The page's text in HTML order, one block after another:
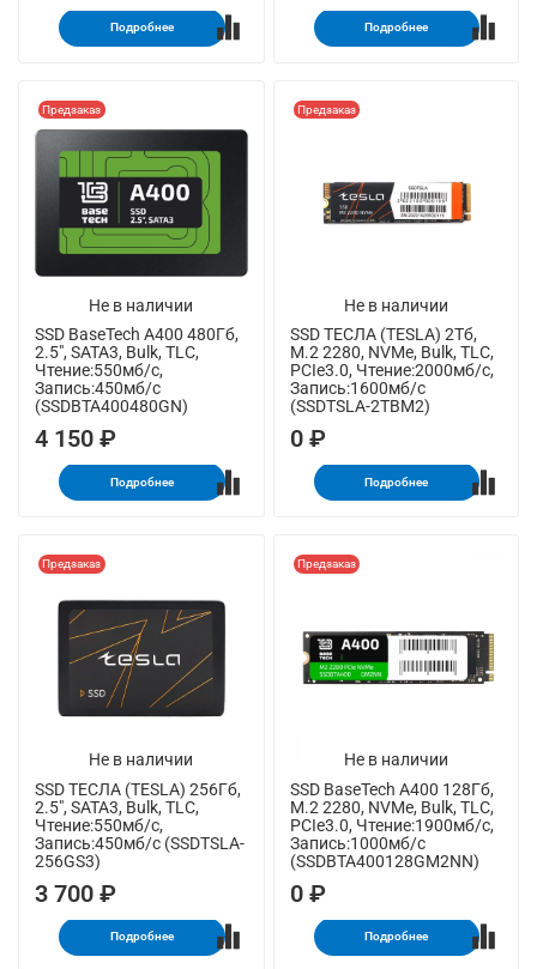
Подробнее Подробнее
Не в наличии
Предзаказ
SSD BaseTech A400 480Гб,
2.5", SATA3, Bulk, TLC,
Чтение:550мб/с,
Запись:450мб/с
(SSDBTA400480GN)
4 150 ₽
Подробнее
Не в наличии
Предзаказ
SSD ТЕСЛА (TESLA) 2Тб,
M.2 2280, NVMe, Bulk, TLC,
PCIe3.0, Чтение:2000мб/с,
Запись:1600мб/с
(SSDTSLA-2TBM2)
0 ₽
Подробнее
Не в наличии
Предзаказ
SSD ТЕСЛА (TESLA) 256Гб,
2.5", SATA3, Bulk, TLC,
Чтение:550мб/с,
Запись:450мб/с (SSDTSLA-
256GS3)
3 700 ₽
Подробнее
Не в наличии
Предзаказ
SSD BaseTech A400 128Гб,
M.2 2280, NVMe, Bulk, TLC,
PCIe3.0, Чтение:1900мб/с,
Запись:1000мб/с
(SSDBTA400128GM2NN)
0 ₽
Подробнее